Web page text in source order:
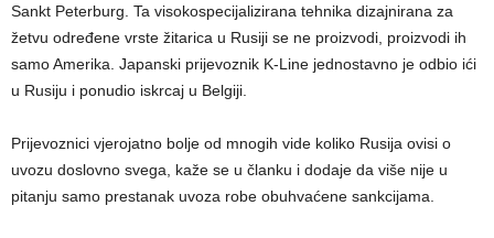
Sankt Peterburg. Ta visokospecijalizirana tehnika dizajnirana za
žetvu određene vrste žitarica u Rusiji se ne proizvodi, proizvodi ih
samo Amerika. Japanski prijevoznik K-Line jednostavno je odbio ići
u Rusiju i ponudio iskrcaj u Belgiji.
Prijevoznici vjerojatno bolje od mnogih vide koliko Rusija ovisi o
uvozu doslovno svega, kaže se u članku i dodaje da više nije u
pitanju samo prestanak uvoza robe obuhvaćene sankcijama.